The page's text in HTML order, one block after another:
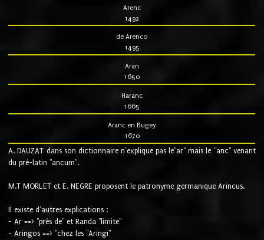
Arenc
1492
de Arenco
1495
Aran
1650
Haranc
1665
Aranc en Bugey
1670
A. DAUZAT dans son dictionnaire n'explique pas le"ar" mais le "anc" venant
du pré-latin "ancum".
M.T MORLET et E. NEGRE proposent le patronyme germanique Arincus.
Il existe d'autres explications :
- Ar ==> "près de" et Randa "limite"
- Aringos ==> "chez les "Aringi"